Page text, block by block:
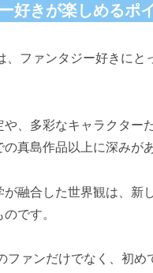
好きが楽しめるポ
、ファンタジー好きにと
や、多彩なキャラクター
真島作品以上に深みが
が融合した世界観は、新
です。
ファンだけでなく、初め